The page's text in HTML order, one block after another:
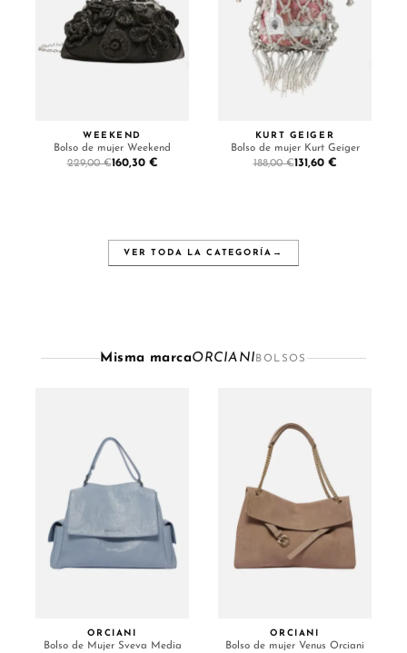
WEEKEND
Bolso de mujer Weekend
229,00 €160,30 €
KURT GEIGER
Bolso de mujer Kurt Geiger
188,00 €131,60 €
VER TODA LA CATEGORÍA →
Misma marcaORCIANI BOLSOS
ORCIANI
Bolso de Mujer Sveva Media
ORCIANI
Bolso de mujer Venus Orciani